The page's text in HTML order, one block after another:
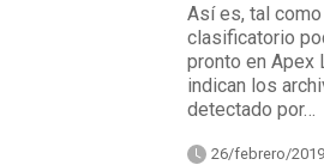
Así es, tal
clasificatorio
pronto en Apex
indican los
detectado por…
26/febrero/2019